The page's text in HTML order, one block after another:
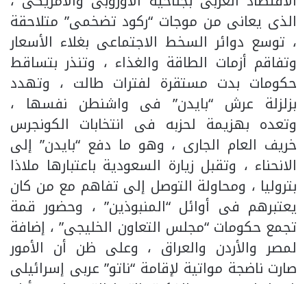
الذى يعانى من موجات “ركود تضخمى” متلاحقة
، توسع دوائر السخط الاجتماعى بغلاء الأسعار
وتفاقم أزمات الطاقة والغذاء ، وتنذر بتساقط
حكومات بدت مستقرة لفترات طالت ، وتهدد
بزلزلة عرش “بايدن” فى واشنطن نفسها ،
وتعده بهزيمة لحزبه فى انتخابات الكونجرس
خريف العام الجارى ، وهو ما دفع “بايدن” إلى
الانحناء ، وتقبل زيارة السعودية باعتبارها ملاذا
بتروليا ، ومحاولة التوصل إلى تفاهم مع من كان
يعتبرهم فى أوائل “المنبوذين” ، وحضور قمة
تجمع حكومات “مجلس التعاون الخليجى” ، إضافة
لمصر والأردن والعراق ، وعلى ظن أن الأمور
صارت ناضجة مواتية لإقامة “ناتو” عربى إسرائيلى